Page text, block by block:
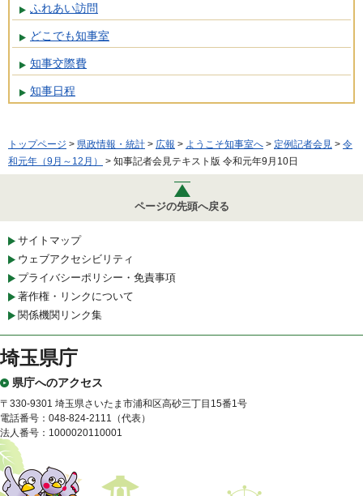
ふれあい訪問
どこでも知事室
知事交際費
知事日程
トップページ > 県政情報・統計 > 広報 > ようこそ知事室へ > 定例記者会見 > 令
和元年（9月～12月）
> 知事記者会見テキスト版 令和元年9月10日
ページの先頭へ戻る
サイトマップ
ウェブアクセシビリティ
プライバシーポリシー・免責事項
著作権・リンクについて
関係機関リンク集
埼玉県庁
県庁へのアクセス
〒330-9301 埼玉県さいたま市浦和区高砂三丁目15番1号
電話番号：048-824-2111（代表）
法人番号：1000020110001